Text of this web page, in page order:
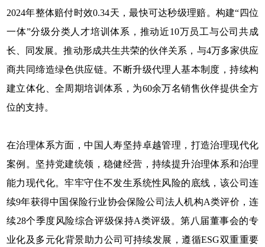
2024年整体赔付时效0.34天，最快可达秒级理赔。构建“四位
一体”分级分类人才培训体系，推动近10万员工与公司共成
长、同发展。推动形成共生共荣的伙伴关系，与4万多家供应
商共同缔造绿色供应链。不断升级代理人基本制度，持续构
建立体化、全周期培训体系，为60余万名销售伙伴提供全方
位的支持。
在治理体系方面，中国人寿坚持卓越管理，打造治理现代化
案例。坚持党建统领，稳健经营，持续提升治理体系和治理
能力现代化。牢牢守住不发生系统性风险的底线，该公司连
续9年获得中国保险行业协会保险公司法人机构A类评价，连
续28个季度风险综合评级保持A类评级。第八届董事会的专
业化及多元化背景助力公司可持续发展，遵循ESG双重重要